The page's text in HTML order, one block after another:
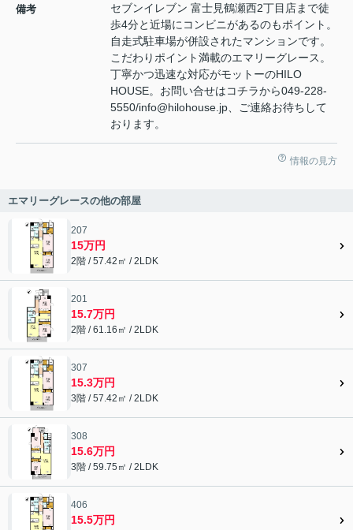
備考
セブンイレブン 富士見鶴瀬西2丁目店まで徒
歩4分と近場にコンビニがあるのもポイント。
自走式駐車場が併設されたマンションです。
こだわりポイント満載のエマリーグレース。
丁寧かつ迅速な対応がモットーのHILO
HOUSE。お問い合せはコチラから049-228-
5550/info@hilohouse.jp、ご連絡お待ちして
おります。
情報の見方
エマリーグレースの他の部屋
207
15万円
2階 / 57.42㎡ / 2LDK
201
15.7万円
2階 / 61.16㎡ / 2LDK
307
15.3万円
3階 / 57.42㎡ / 2LDK
308
15.6万円
3階 / 59.75㎡ / 2LDK
406
15.5万円